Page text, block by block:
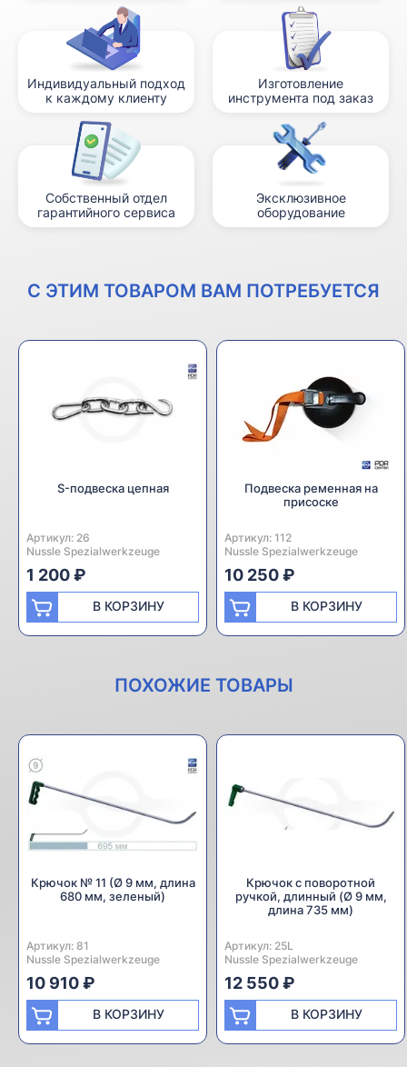
Индивидуальный подход
к каждому клиенту
Изготовление
инструмента под заказ
Собственный отдел
гарантийного сервиса
Эксклюзивное
оборудование
С ЭТИМ ТОВАРОМ ВАМ ПОТРЕБУЕТСЯ
S-подвеска цепная
Артикул: 26
Производитель:
Nussle Spezialwerkzeuge
1 200 ₽
В КОРЗИНУ
Подвеска ременная на
присоске
Артикул: 112
Производитель:
Nussle Spezialwerkzeuge
10 250 ₽
В КОРЗИНУ
ПОХОЖИЕ ТОВАРЫ
Крючок № 11 (Ø 9 мм, длина
680 мм, зеленый)
Артикул: 81
Производитель:
Nussle Spezialwerkzeuge
10 910 ₽
В КОРЗИНУ
Крючок с поворотной
ручкой, длинный (Ø 9 мм,
длина 735 мм)
Артикул: 25L
Производитель:
Nussle Spezialwerkzeuge
12 550 ₽
В КОРЗИНУ